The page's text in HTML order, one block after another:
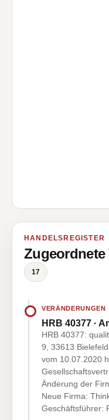
HANDELSREGISTER
17
VERÄNDERUNGEN
HRB 40377 ·
HRB 40377:
9, 33613
vom 10.07.2020
Änderung der
Neue Firma:
Geschäftsführer: